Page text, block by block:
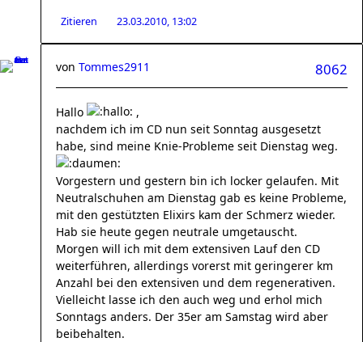
Zitieren 23.03.2010, 13:02
8062
von Tommes2911
Hallo
,
nachdem ich im CD nun seit Sonntag ausgesetzt
habe, sind meine Knie-Probleme seit Dienstag weg.
Vorgestern und gestern bin ich locker gelaufen. Mit
Neutralschuhen am Dienstag gab es keine Probleme,
mit den gestützten Elixirs kam der Schmerz wieder.
Hab sie heute gegen neutrale umgetauscht.
Morgen will ich mit dem extensiven Lauf den CD
weiterführen, allerdings vorerst mit geringerer km
Anzahl bei den extensiven und dem regenerativen.
Vielleicht lasse ich den auch weg und erhol mich
Sonntags anders. Der 35er am Samstag wird aber
beibehalten.